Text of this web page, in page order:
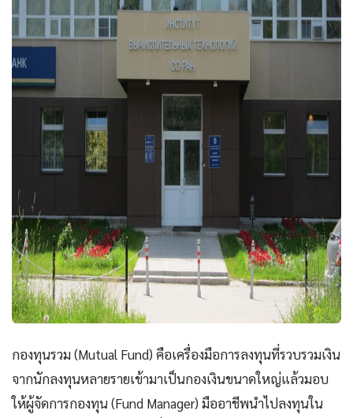
กองทุนรวม (Mutual Fund) คือเครื่องมือการลงทุนที่รวบรวมเงิน
จากนักลงทุนหลายรายเข้ามาเป็นกองเงินขนาดใหญ่แล้วมอบ
ให้ผู้จัดการกองทุน (Fund Manager) มืออาชีพนำไปลงทุนใน